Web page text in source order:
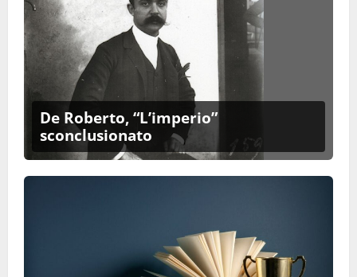
De Roberto, “L’imperio”
sconclusionato